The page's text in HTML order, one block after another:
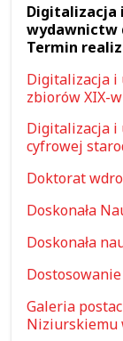
Digitalizacja
wydawnictw
Termin
Digitalizacja i
zbiorów XIX-
Digitalizacja i
cyfrowej
Doktorat
Doskonała
Doskonała
Dostosowanie
Galeria
Niziurskiemu